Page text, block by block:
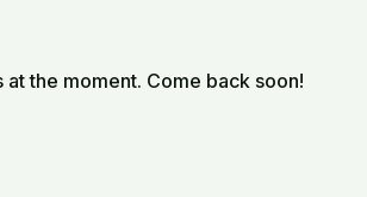
the moment. Come back soon!